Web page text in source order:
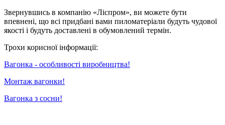
Звернувшись в компанію «Ліспром», ви можете бути
впевнені, що всі придбані вами пиломатеріали будуть чудової
якості і будуть доставлені в обумовлений термін.
Трохи корисної інформації:
Вагонка - особливості виробництва!
Монтаж вагонки!
Вагонка з сосни!